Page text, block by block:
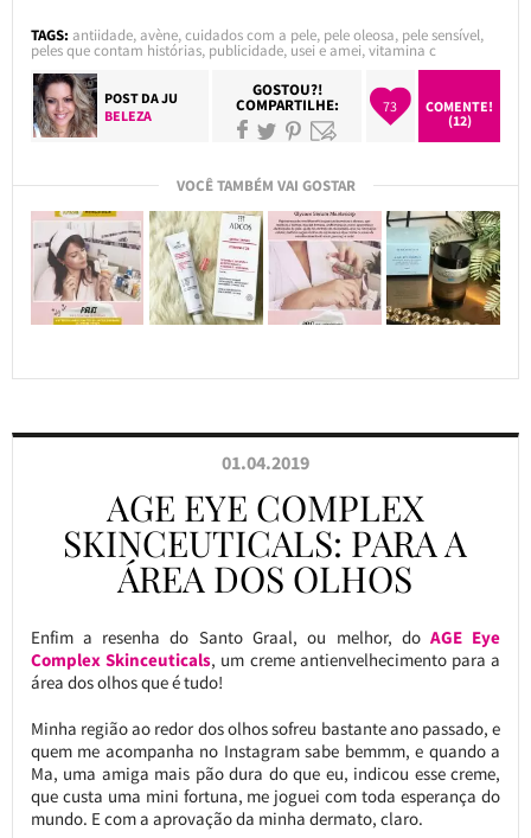
TAGS: antiidade,avène,cuidados com a pele, pele oleosa, pele sensível,
peles que contam histórias, publicidade, usei e amei,vitamina c
POST DAJU
BELEZA
GOSTOU?!
COMPARTILHE: 73
COMENTE!
(12)
VOCÊ TAMBÉM VAI GOSTAR
01.04.2019
AGE EYE COMPLEX
SKINCEUTICALS: PARA A
ÁREA DOS OLHOS
Enfim a resenha do Santo Graal, ou melhor, doAGE Eye
Complex Skinceuticals, um creme antienvelhecimento para a
área dos olhos que é tudo!
Minha região ao redor dos olhos sofreu bastante ano passado, e
quem me acompanha no Instagram sabe bemmm, e quando a
Ma, uma amiga mais pão dura do que eu, indicou esse creme,
que custa uma mini fortuna, me joguei com toda esperança do
mundo. E com a aprovação da minha dermato, claro.